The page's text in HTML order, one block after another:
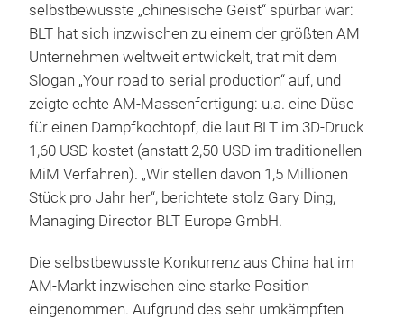
selbstbewusste „chinesische Geist“ spürbar war:
BLT hat sich inzwischen zu einem der größten AM
Unternehmen weltweit entwickelt, trat mit dem
Slogan „Your road to serial production“ auf, und
zeigte echte AM-Massenfertigung: u.a. eine Düse
für einen Dampfkochtopf, die laut BLT im 3D-Druck
1,60 USD kostet (anstatt 2,50 USD im traditionellen
MiM Verfahren). „Wir stellen davon 1,5 Millionen
Stück pro Jahr her“, berichtete stolz Gary Ding,
Managing Director BLT Europe GmbH.
Die selbstbewusste Konkurrenz aus China hat im
AM-Markt inzwischen eine starke Position
eingenommen. Aufgrund des sehr umkämpften